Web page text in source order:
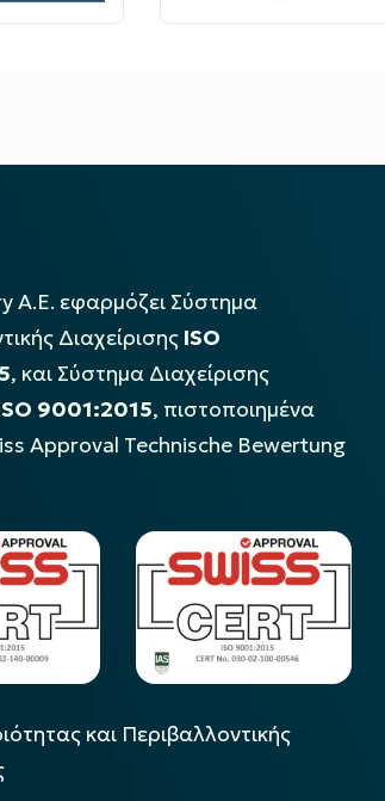
Α.Ε. εφαρμόζει Σύστημα
Διαχείρισης ISO
, και Σύστημα Διαχείρισης
9001:2015, πιστοποιημένα
Approval Technische Bewertung
και Περιβαλλοντικής